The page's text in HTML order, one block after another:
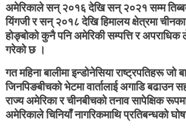
अमेरिकाले सन् २०१६ देखि सन् २०२१ सम्म
यिंगजी र सन् २०१८ देखि हिमालय क्षेत्रमा
होङ्बोको कुनै पनि अमेरिकी सम्पत्ति र अपराधिक
गरेको छ ।
गत महिना बालीमा इन्डोनेसिया राष्ट्रपतिहरू जो
जिनपिङबीचको भेटमा वार्तालाई अगाडि
राज्य अमेरिका र चीनबीचको तनाव सापेक्षिक
अमेरिकाले चिनियाँ नागरिकमाथि प्रतिबन्धको